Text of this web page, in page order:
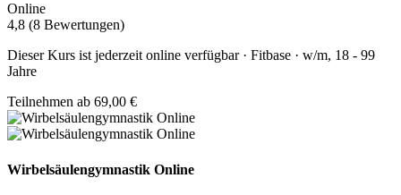
Online
4,8 (8 Bewertungen)
Dieser Kurs ist jederzeit online verfügbar · Fitbase · w/m, 18 - 99
Jahre
Teilnehmen ab 69,00 €
Wirbelsäulengymnastik Online